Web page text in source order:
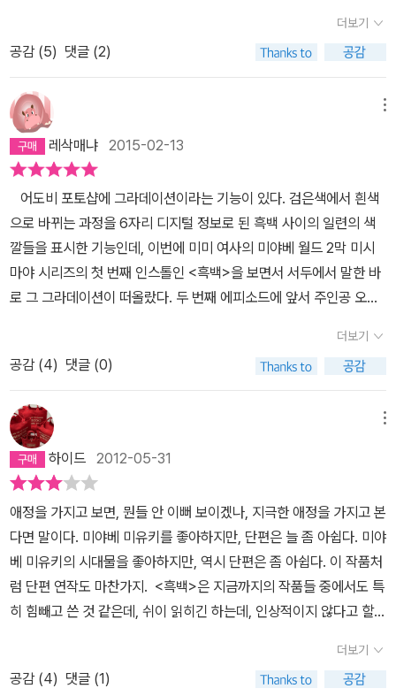
다:)그리고 결국에는 텅 비어버릴 후회와 사념을 남겨봐야 여러사람
피곤하게 할 뿐이라는 교훈? 도.. :)자신의 마음에 있는 생각을 다른
사람이 어떻게 받아들일지는 알수 없다. 뚜껑을 열어 보여 줄 때까지
는 알 수 없다. 그리고 한 번 뚜껑을 열고 그 안을 보여 줬을 때 생겨나
는 타인의 마음을 목격하면, 자기 자신의 마음속도 그것에 따라 변하
고 말지도 모른다. - 60둘은 잠시 침묵했다. 침묵으로 무언가를 새로
만들고 있는 것 같은 기분이었따. 서로의 발 디딜 자리, 서로를 연결하
는 다리, 서로의 영역을 나누는 작은 울타리도. - 3562016. Jul.
더보기
공감 (5) 댓글 (2)
레삭매냐 2015-02-13
어도비 포토샵에 그라데이션이라는 기능이 있다. 검은색에서 흰색
으로 바뀌는 과정을 6자리 디지털 정보로 된 흑백 사이의 일련의 색
깔들을 표시한 기능인데, 이번에 미미 여사의 미야베 월드 2막 미시
마야 시리즈의 첫 번째 인스톨인 <흑백>을 보면서 서두에서 말한 바
로 그 그라데이션이 떠올랐다. 두 번째 에피소드에 앞서 주인공 오치
반드시 흑과 백으로만 이루어진 것이 아니라 그 사이에 틈새기의 색
깔도 있지 않나 하는 표현이야말로 미시마야 시리즈에서 미미 여사가
다루고 있는 주제를 정확하게 집어낸 것이 아닌가 싶다. 나는 미시마
야 시리즈 중에서 제일 늦게 출간된 <피리술사>로 미야베 월드 2막
을 시작해서 역주행 중에 있다. 개인적으로 사무라이, 에도시대에 대
한 관심이 많아서 그런지 미미 여사의 시대물 미스터리에 흠뻑 빠져
버렸다. <피리술사>를 읽으면서 그전 이야기들인 <흑백>과 <안주>
를 읽어 보지 못해 자못 궁금한 점들이 몇 가지 있었는데, 시리즈의 시
원이 되는 <흑백>을 통해 그런 궁금증들을 한방에 털어 버릴 수가 있
었다. 본국에서도 미미 여사의 시대물이 인기가 있는지 지난여름, 소
설 <흑백>에 실린 다섯 개의 에피소드가 일본 NHK를 통해 5부작
드라마로 영상화되었다고 한다. 이제 소설도 다 읽었으니 예의 드라
마도 한 번 보고 싶어졌다. 특히 첫 번째 이야기로 등장하는 <만주사
화> 꽃이 어떻게 생겼나 싶었는데, 블로거들이 올려놓은 드라마 스틸
더보기
공감 (4) 댓글 (0)
하이드 2012-05-31
애정을 가지고 보면, 뭔들 안 이뻐 보이겠나, 지극한 애정을 가지고 본
다면 말이다. 미야베 미유키를 좋아하지만, 단편은 늘 좀 아쉽다. 미야
베 미유키의 시대물을 좋아하지만, 역시 단편은 좀 아쉽다. 이 작품처
럼 단편 연작도 마찬가지. <흑백>은 지금까지의 작품들 중에서도 특
히 힘빼고 쓴 것 같은데, 쉬이 읽히긴 하는데, 인상적이지 않다고 할
해야할지는 모르겠지만, 전작주의를 권하고 싶지는 않은 이 애매한
마음. '흑과 백', '무엇이 희고 검은지는, 실은 너무나 애매하다' 라는
더보기
공감 (4) 댓글 (1)